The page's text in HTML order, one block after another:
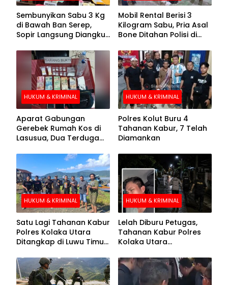
Sembunyikan Sabu 3 Kg
di Bawah Ban Serep,
Sopir Langsung Diangkut
Mobil Rental Berisi 3
Kilogram Sabu, Pria Asal
Bone Ditahan Polisi di
HUKUM & KRIMINAL
Aparat Gabungan
Gerebek Rumah Kos di
Lasusua, Dua Terduga
HUKUM & KRIMINAL
Polres Kolut Buru 4
Tahanan Kabur, 7 Telah
Diamankan
HUKUM & KRIMINAL
Satu Lagi Tahanan Kabur
Polres Kolaka Utara
Ditangkap di Luwu Timur,
HUKUM & KRIMINAL
Lelah Diburu Petugas,
Tahanan Kabur Polres
Kolaka Utara